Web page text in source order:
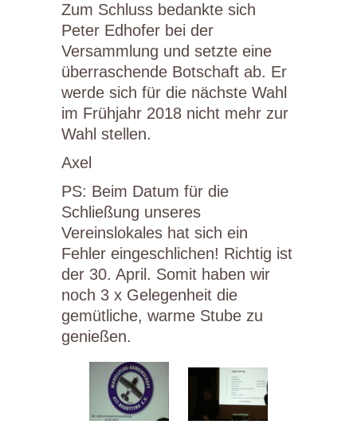
Zum Schluss bedankte sich
Peter Edhofer bei der
Versammlung und setzte eine
überraschende Botschaft ab. Er
werde sich für die nächste Wahl
im Frühjahr 2018 nicht mehr zur
Wahl stellen.
Axel
PS: Beim Datum für die
Schließung unseres
Vereinslokales hat sich ein
Fehler eingeschlichen! Richtig ist
der 30. April. Somit haben wir
noch 3 x Gelegenheit die
gemütliche, warme Stube zu
genießen.